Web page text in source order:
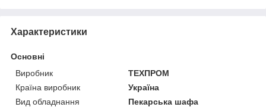
Характеристики
Основні
Виробник
ТЕХПРОМ
Країна виробник
Україна
Вид обладнання
Пекарська шафа